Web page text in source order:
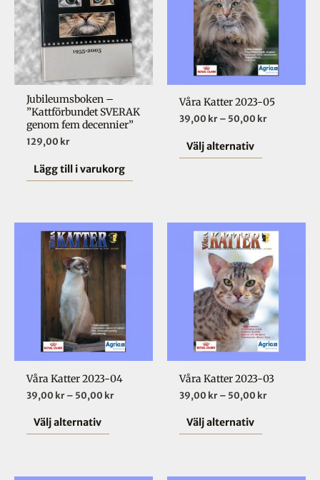
Jubileumsboken –
”Kattförbundet SVERAK
genom fem decennier”
129,00 kr
Lägg till i varukorg
Våra Katter 2023-05
39,00 kr – 50,00 kr
Välj alternativ
har
flera
varianter.
De
olika
kan
på
Våra Katter 2023-04
39,00 kr – 50,00 kr
39,00 kr
till
50,00 kr
Välj alternativ
Den
här
produkten
varianter.
De
olika
alternativen
kan
på
Våra Katter 2023-03
39,00 kr – 50,00 kr
39,00 kr
till
50,00 kr
Välj alternativ
Den
här
produkten
har
flera
varianter.
De
olika
kan
på